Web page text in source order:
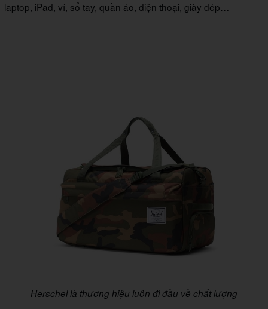
laptop, iPad, ví, sổ tay, quần áo, điện thoại, giày dép…
Herschel là thương hiệu luôn đi đầu về chất lượng